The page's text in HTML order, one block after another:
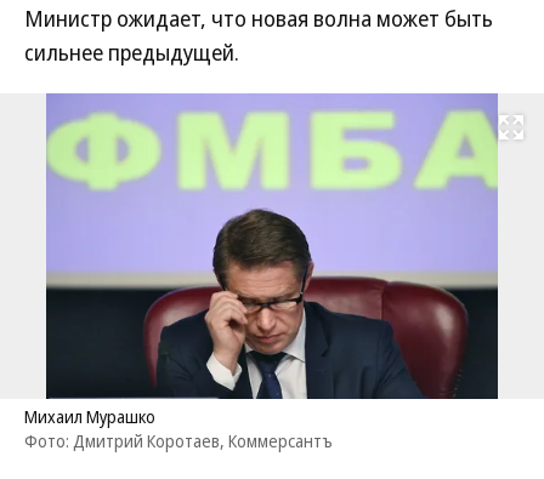
Министр ожидает, что новая волна может быть
сильнее предыдущей.
Развернуть
Михаил Мурашко
Фото: Дмитрий Коротаев, Коммерсантъ